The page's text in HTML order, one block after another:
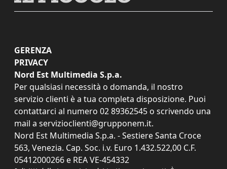
GERENZA
PRIVACY
Nord Est Multimedia S.p.a.
Per qualsiasi necessità o domanda, il nostro
servizio clienti è a tua completa disposizione. Puoi
contattarci al numero 02 89362545 o scrivendo una
mail a servizioclienti@grupponem.it.
Nord Est Multimedia S.p.a. - Sestiere Santa Croce
563, Venezia. Cap. Soc. i.v. Euro 1.432.522,00 C.F.
05412000266 e REA VE-454332